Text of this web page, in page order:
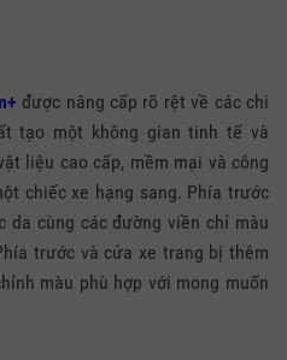
được nâng cấp rõ rệt về các chi
tạo một không gian tinh tế và
liệu cao cấp, mềm mại và công
chiếc xe hạng sang. Phía trước
da cùng các đường viền chỉ màu
trước và cửa xe trang bị thêm
màu phù hợp với mong muốn